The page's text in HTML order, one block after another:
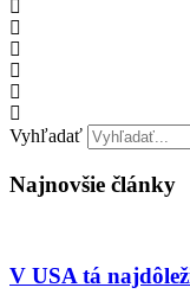
Vyhľadať
Najnovšie články
V USA tá